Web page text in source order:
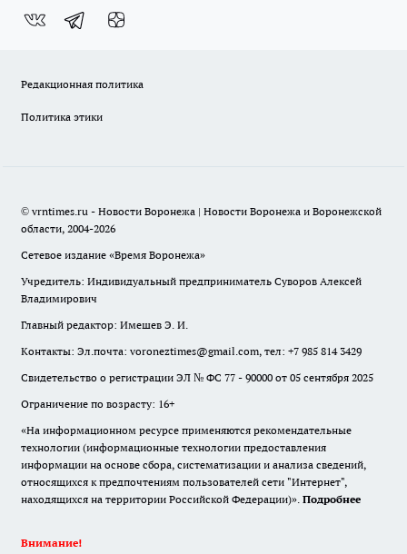
Редакционная политика
Политика этики
© vrntimes.ru - Новости Воронежа | Новости Воронежа и Воронежской
области, 2004-2026
Сетевое издание «Время Воронежа»
Учредитель: Индивидуальный предприниматель Суворов Алексей
Владимирович
Главный редактор: Имешев Э. И.
Контакты: Эл.почта: voroneztimes@gmail.com, тел: +7 985 814 3429
Свидетельство о регистрации ЭЛ № ФС 77 - 90000 от 05 сентября 2025
Ограничение по возрасту: 16+
«На информационном ресурсе применяются рекомендательные
технологии (информационные технологии предоставления
информации на основе сбора, систематизации и анализа сведений,
относящихся к предпочтениям пользователей сети "Интернет",
находящихся на территории Российской Федерации)». Подробнее
Внимание!